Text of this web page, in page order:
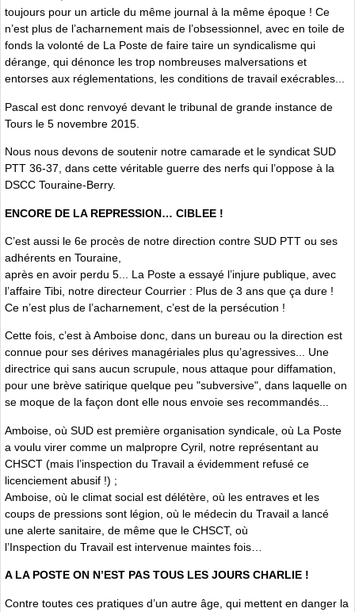
toujours pour un article du même journal à la même époque ! Ce
n’est plus de l’acharnement mais de l’obsessionnel, avec en toile de
fonds la volonté de La Poste de faire taire un syndicalisme qui
dérange, qui dénonce les trop nombreuses malversations et
entorses aux réglementations, les conditions de travail exécrables...
Pascal est donc renvoyé devant le tribunal de grande instance de
Tours le 5 novembre 2015.
Nous nous devons de soutenir notre camarade et le syndicat SUD
PTT 36-37, dans cette véritable guerre des nerfs qui l’oppose à la
DSCC Touraine-Berry.
ENCORE DE LA REPRESSION… CIBLEE !
C’est aussi le 6e procès de notre direction contre SUD PTT ou ses
adhérents en Touraine,
après en avoir perdu 5... La Poste a essayé l’injure publique, avec
l’affaire Tibi, notre directeur Courrier : Plus de 3 ans que ça dure !
Ce n’est plus de l’acharnement, c’est de la persécution !
Cette fois, c’est à Amboise donc, dans un bureau ou la direction est
connue pour ses dérives managériales plus qu’agressives... Une
directrice qui sans aucun scrupule, nous attaque pour diffamation,
pour une brève satirique quelque peu "subversive", dans laquelle on
se moque de la façon dont elle nous envoie ses recommandés...
Amboise, où SUD est première organisation syndicale, où La Poste
a voulu virer comme un malpropre Cyril, notre représentant au
CHSCT (mais l’inspection du Travail a évidemment refusé ce
licenciement abusif !) ;
Amboise, où le climat social est délétère, où les entraves et les
coups de pressions sont légion, où le médecin du Travail a lancé
une alerte sanitaire, de même que le CHSCT, où
l’Inspection du Travail est intervenue maintes fois…
A LA POSTE ON N’EST PAS TOUS LES JOURS CHARLIE !
Contre toutes ces pratiques d’un autre âge, qui mettent en danger la